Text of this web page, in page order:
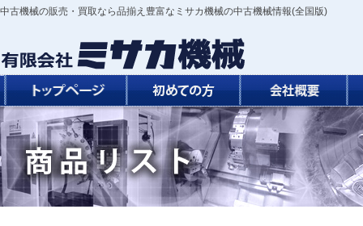
中古機械の販売・買取なら品揃え豊富なミサカ機械の中古機械情報(全国版)